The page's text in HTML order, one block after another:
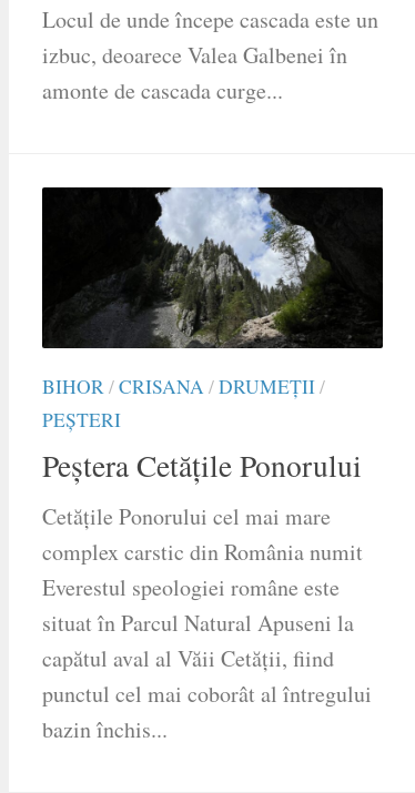
Locul de unde începe cascada este un
izbuc, deoarece Valea Galbenei în
amonte de cascada curge...
BIHOR/CRISANA/DRUMEŢII/
PEȘTERI
Peștera Cetățile Ponorului
Cetăţile Ponorului cel mai mare
complex carstic din România numit
Everestul speologiei române este
situat în Parcul Natural Apuseni la
capătul aval al Văii Cetății, fiind
punctul cel mai coborât al întregului
bazin închis...